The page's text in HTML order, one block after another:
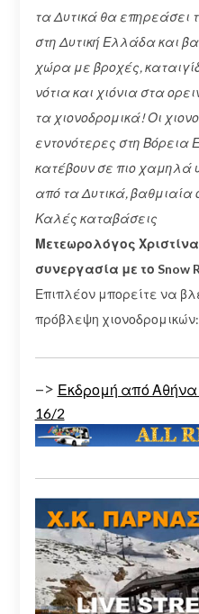
τα Δυτικά θα επηρεάσει
στη Δυτική Ελλάδα και
χώρα με βροχές,
νότια και χιόνια στα
τα χιονοδρομικά! Οι
εντονότερες στη Βόρεια
κατέβουν σε πιο χαμηλά
από τα Δυτικά, βαθμιαία
Καλές καταβάσεις
Μετεωρολόγος
συνεργασία με το Snow
Επιπλέον μπορείτε να
πρόβλεψη χιονοδρομικών:
–> Εκδρομή από Αθήνα
16/2